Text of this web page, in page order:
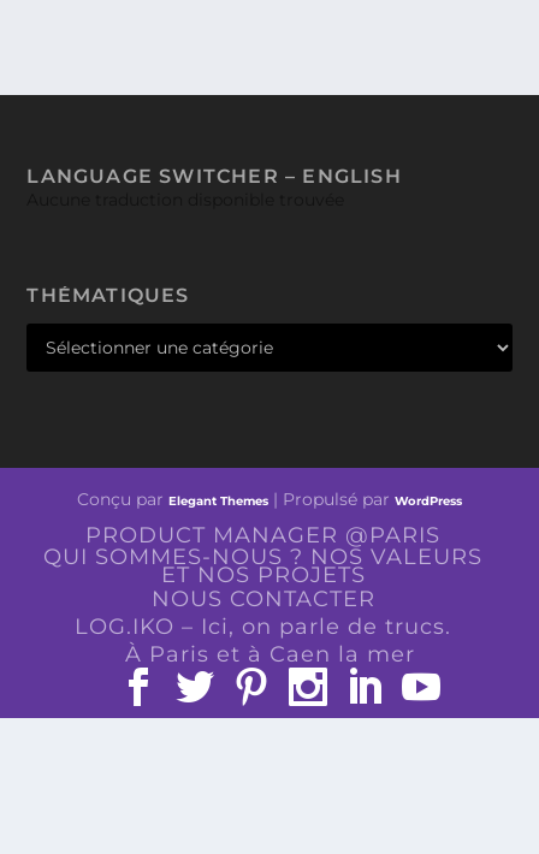
LANGUAGE SWITCHER – ENGLISH
THÉMATIQUES
Conçu par Elegant Themes | Propulsé par WordPress
PRODUCT MANAGER @PARIS
QUI SOMMES-NOUS ? NOS VALEURS
ET NOS PROJETS
NOUS CONTACTER
LOG.IKO – Ici, on parle de trucs.
À Paris et à Caen la mer